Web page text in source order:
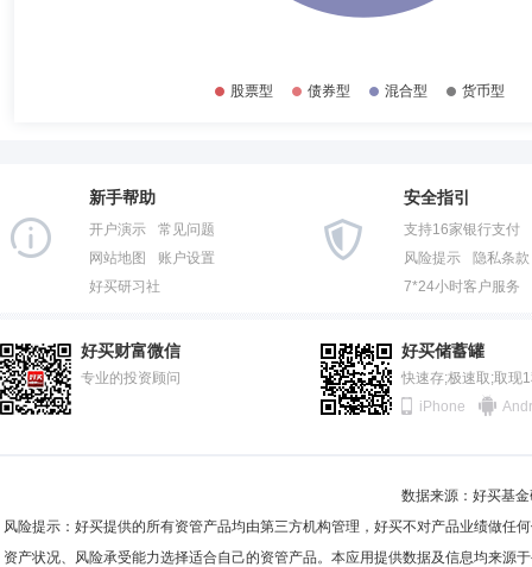
新手帮助
开户演示
常见问题
网站地图
账户设置
好买研习社
安全指引
支持16家银行支付
风险提示
隐私条款
7*24小时客户服务
好买财富微信
专业的投资顾问
好买储蓄罐
快速存;极速取;取现
iPhone
数据来源：好买基
风险提示：好买提供的所有资管产品均由第三方机构管理，好买不对产品业绩做
资产状况、风险承受能力选择适合自己的资管产品。本应用提供数据及信息均来